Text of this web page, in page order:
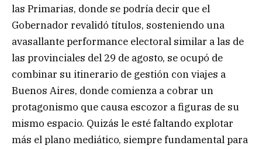
las Primarias, donde se podría decir que el
Gobernador revalidó títulos, sosteniendo una
avasallante performance electoral similar a las de
las provinciales del 29 de agosto, se ocupó de
combinar su itinerario de gestión con viajes a
Buenos Aires, donde comienza a cobrar un
protagonismo que causa escozor a figuras de su
mismo espacio. Quizás le esté faltando explotar
más el plano mediático, siempre fundamental para